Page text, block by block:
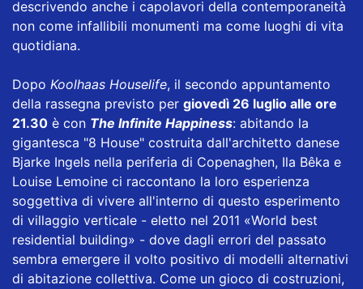
descrivendo anche i capolavori della contemporaneità
non come infallibili monumenti ma come luoghi di vita
quotidiana.
Dopo Koolhaas Houselife, il secondo appuntamento
della rassegna previsto per giovedì 26 luglio alle ore
21.30 è con The Infinite Happiness: abitando la
gigantesca "8 House" costruita dall'architetto danese
Bjarke Ingels nella periferia di Copenaghen, Ila Bêka e
Louise Lemoine ci raccontano la loro esperienza
soggettiva di vivere all'interno di questo esperimento
di villaggio verticale - eletto nel 2011 «World best
residential building» - dove dagli errori del passato
sembra emergere il volto positivo di modelli alternativi
di abitazione collettiva. Come un gioco di costruzioni,